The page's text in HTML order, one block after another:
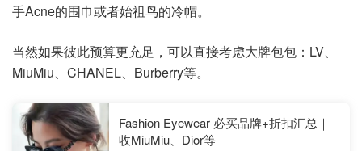
手Acne的围巾或者始祖鸟的冷帽。
当然如果彼此预算更充足，可以直接考虑大牌包包：LV、
MiuMiu、CHANEL、Burberry等。
Fashion Eyewear 必买品牌+折扣汇总｜
收MiuMiu、Dior等